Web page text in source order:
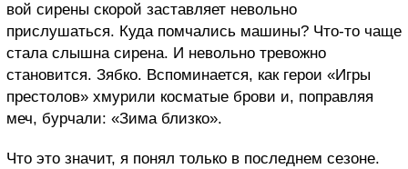
вой сирены скорой заставляет невольно
прислушаться. Куда помчались машины? Что-то чаще
стала слышна сирена. И невольно тревожно
становится. Зябко. Вспоминается, как герои «Игры
престолов» хмурили косматые брови и, поправляя
меч, бурчали: «Зима близко».
Что это значит, я понял только в последнем сезоне.